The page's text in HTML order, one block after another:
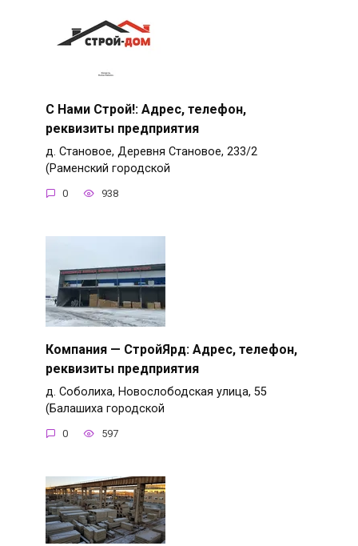
С Нами Строй!: Адрес, телефон,
реквизиты предприятия
д. Становое, Деревня Становое, 233/2
(Раменский городской
0 938
Компания — СтройЯрд: Адрес, телефон,
реквизиты предприятия
д. Соболиха, Новослободская улица, 55
(Балашиха городской
0 597